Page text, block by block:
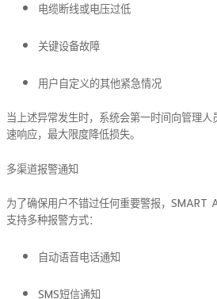
电缆断线或电压过低
关键设备故障
用户自定义的其他紧急情况
当上述异常发生时，系统会第一时间向管理
速响应，最大限度降低损失。
多渠道报警通知
为了确保用户不错过任何重要警报，SMART
支持多种报警方式：
自动语音电话通知
SMS短信通知